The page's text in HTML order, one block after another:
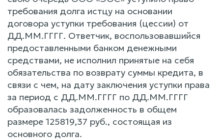
требования долга истцу на основании
договора уступки требования (цессии) от
ДД.ММ.ГГГГ. Ответчик, воспользовавшийся
предоставленными банком денежными
средствами, не исполнил принятые на себя
обязательства по возврату суммы кредита, в
связи с чем, на дату заключения уступки права
за период с ДД.ММ.ГГГГ по ДД.ММ.ГГГГ
образовалась задолженность в общем
размере 125819,37 руб., состоящая из
основного долга.